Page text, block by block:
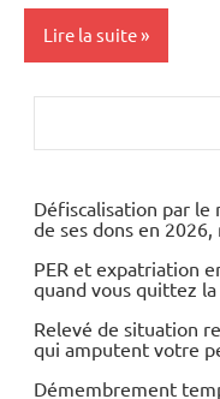
Lire la suite
Devises
Economie
Défiscalisation par le
de ses dons en 2026,
PER et expatriation
quand vous quittez la
Relevé de situation
qui amputent votre
Démembrement